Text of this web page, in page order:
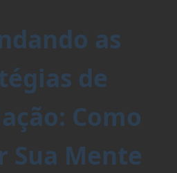
as
de
Como
Sua Mente